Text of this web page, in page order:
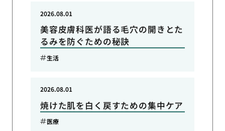
美容皮膚科医が語る毛穴の開きとた
るみを防ぐための秘訣
2026.08.01
生活
焼けた肌を白く戻すための集中ケア
2026.08.01
医療